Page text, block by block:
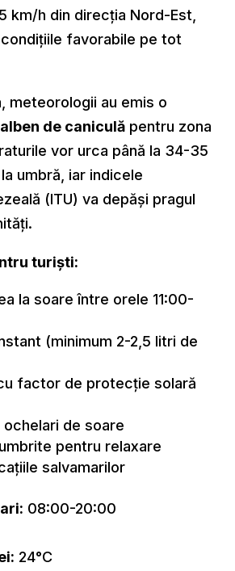
km/h din direcția Nord-Est,
favorabile pe tot
meteorologii au emis o
de caniculă pentru zona
vor urca până la 34-35
umbră, iar indicele
(ITU) va depăși pragul
turiști:
la soare între orele 11:00-
(minimum 2-2,5 litri de
factor de protecție solară
ochelari de soare
pentru relaxare
salvamarilor
08:00-20:00
24°C